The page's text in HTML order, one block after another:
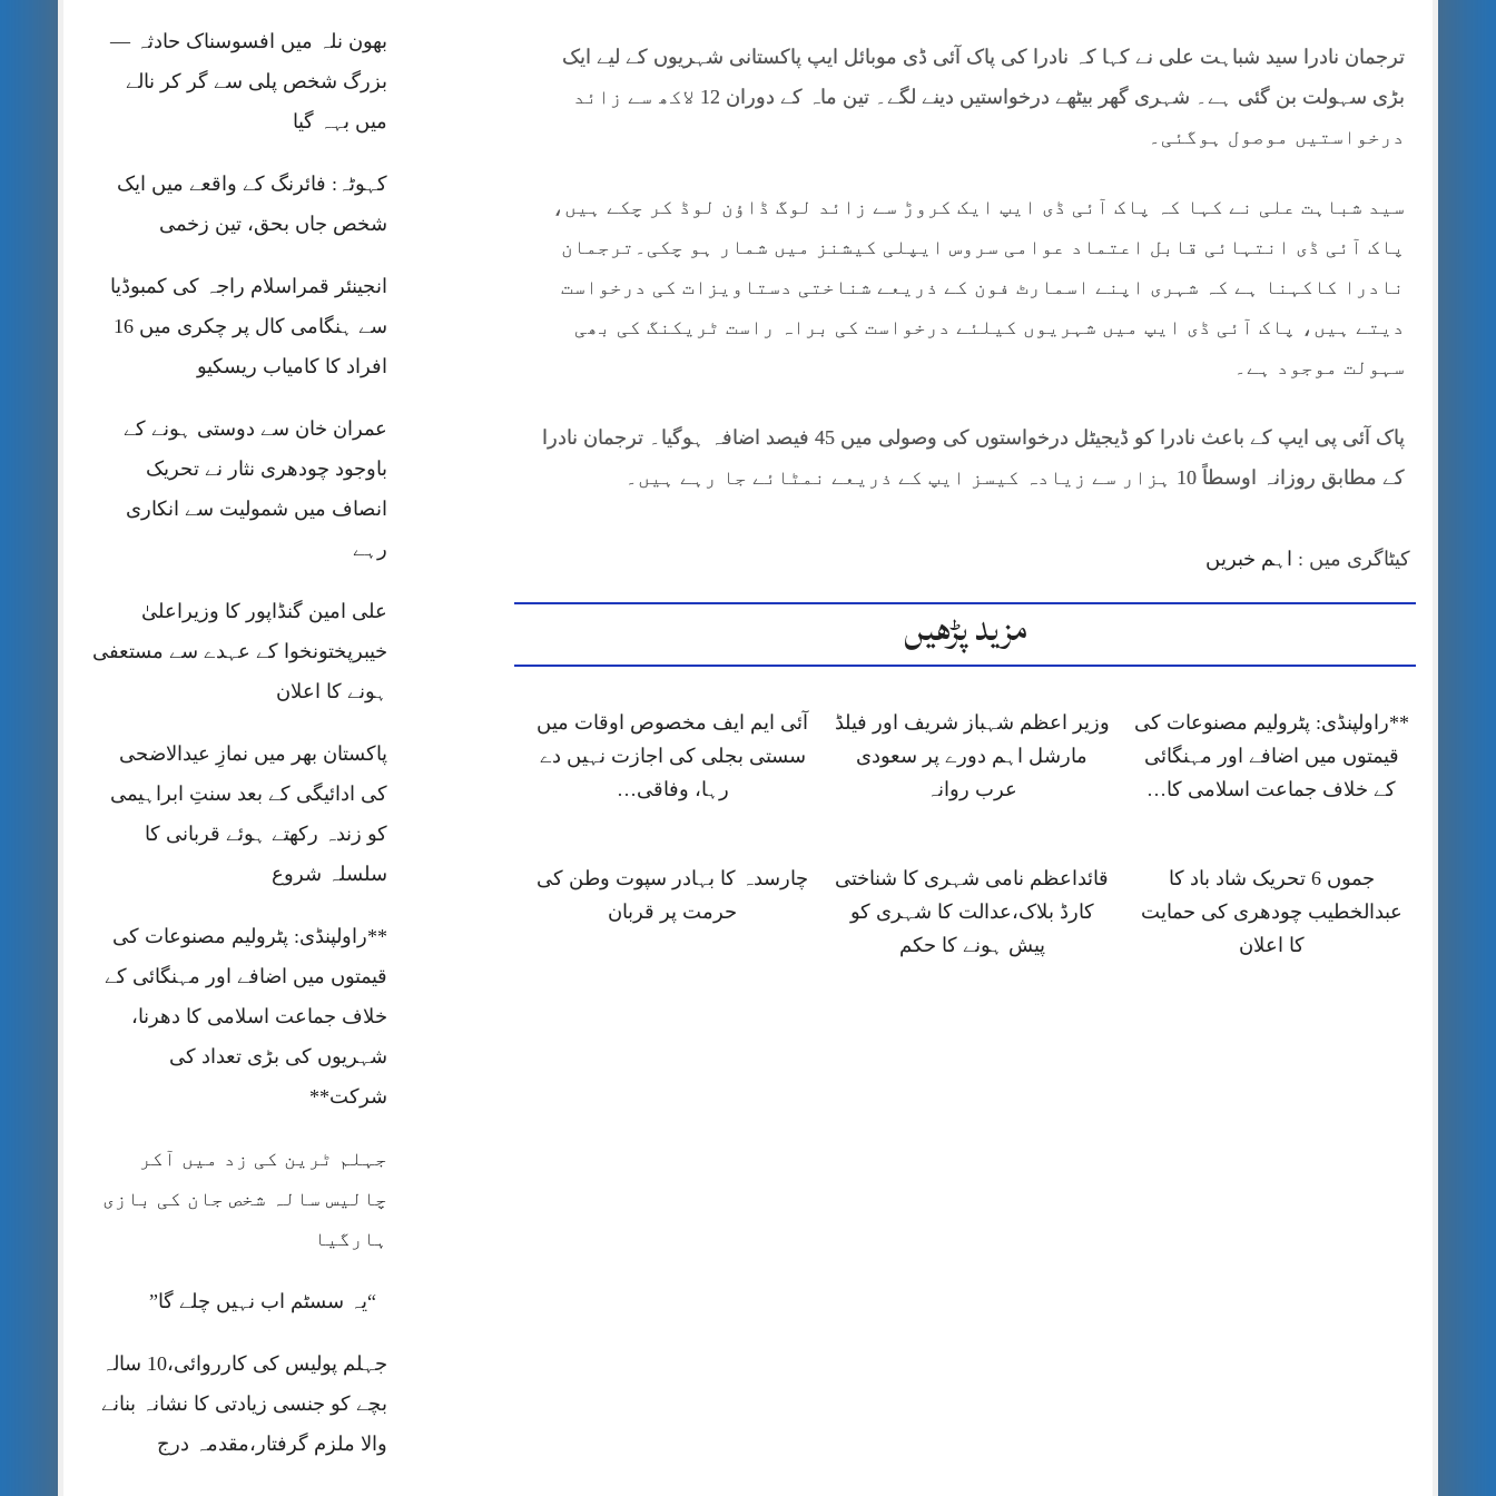
بھون نلہ میں افسوسناک حادثہ —
بزرگ شخص پلی سے گر کر نالے
میں بہہ گیا
کہوٹہ: فائرنگ کے واقعے میں ایک
شخص جاں بحق، تین زخمی
انجینئر قمراسلام راجہ کی کمبوڈیا
سے ہنگامی کال پر چکری میں 16
افراد کا کامیاب ریسکیو
عمران خان سے دوستی ہونے کے
باوجود چودھری نثار نے تحریک
انصاف میں شمولیت سے انکاری
رہے
علی امین گنڈاپور کا وزیراعلیٰ
خیبرپختونخوا کے عہدے سے مستعفی
ہونے کا اعلان
پاکستان بھر میں نمازِ عیدالاضحی
کی ادائیگی کے بعد سنتِ ابراہیمی
کو زندہ رکھتے ہوئے قربانی کا
سلسلہ شروع
**راولپنڈی: پٹرولیم مصنوعات کی
قیمتوں میں اضافے اور مہنگائی کے
خلاف جماعت اسلامی کا دھرنا،
شہریوں کی بڑی تعداد کی
شرکت**
جہلم ٹرین کی زد میں آکر
چالیس سالہ شخص جان کی بازی
ہارگیا
“یہ سسٹم اب نہیں چلے گا”
جہلم پولیس کی کارروائی،10 سالہ
بچے کو جنسی زیادتی کا نشانہ بنانے
والا ملزم گرفتار،مقدمہ درج
ترجمان نادرا سید شباہت علی نے کہا کہ نادرا کی پاک آئی ڈی موبائل ایپ پاکستانی شہریوں کے لیے ایک
بڑی سہولت بن گئی ہے۔ شہری گھر بیٹھے درخواستیں دینے لگے۔ تین ماہ کے دوران 12 لاکھ سے زائد
درخواستیں موصول ہوگئی۔
سید شباہت علی نے کہا کہ پاک آئی ڈی ایپ ایک کروڑ سے زائد لوگ ڈاؤن لوڈ کر چکے ہیں،
پاک آئی ڈی انتہائی قابل اعتماد عوامی سروس ایپلی کیشنز میں شمار ہو چکی۔ترجمان
نادرا کاکہنا ہے کہ شہری اپنے اسمارٹ فون کے ذریعے شناختی دستاویزات کی درخواست
دیتے ہیں، پاک آئی ڈی ایپ میں شہریوں کیلئے درخواست کی براہ راست ٹریکنگ کی بھی
سہولت موجود ہے۔
پاک آئی پی ایپ کے باعث نادرا کو ڈیجیٹل درخواستوں کی وصولی میں 45 فیصد اضافہ ہوگیا۔ ترجمان نادرا
کے مطابق روزانہ اوسطاً 10 ہزار سے زیادہ کیسز ایپ کے ذریعے نمٹائے جا رہے ہیں۔
کیٹاگری میں : اہم خبریں
مزید پڑھیں
**راولپنڈی: پٹرولیم مصنوعات کی
قیمتوں میں اضافے اور مہنگائی
کے خلاف جماعت اسلامی کا…
وزیر اعظم شہباز شریف اور فیلڈ
مارشل اہم دورے پر سعودی
عرب روانہ
آئی ایم ایف مخصوص اوقات میں
سستی بجلی کی اجازت نہیں دے
رہا، وفاقی…
جموں 6 تحریک شاد باد کا
عبدالخطیب چودھری کی حمایت
کا اعلان
قائداعظم نامی شہری کا شناختی
کارڈ بلاک،عدالت کا شہری کو
پیش ہونے کا حکم
چارسدہ کا بہادر سپوت وطن کی
حرمت پر قربان